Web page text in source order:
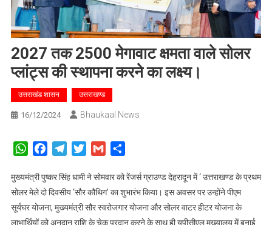
2027 तक 2500 मेगावाट क्षमता वाले सोलर
प्लांट्स की स्थापना करने का लक्ष्य।
उत्तराखंड शासन उत्तराखण्ड
16/12/2024 Bhaukaal News
WhatsAppFacebookTelegramTwitterGmail
मुख्यमंत्री पुष्कर सिंह धामी ने सोमवार को रेंजर्स ग्राउण्ड देहरादून में ‘ उत्तराखण्ड के प्रथम
सोलर मेले दो दिवसीय ‘सौर कौथिग’ का शुभारंभ किया। इस अवसर पर उन्होंने पीएम
सूर्यघर योजना, मुख्यमंत्री सौर स्वरोजगार योजना और सोलर वाटर हीटर योजना के
लाभार्थियों को अनुदान राशि के चेक प्रदान करने के साथ ही यूपीसीएल मुख्यालय में बनाई